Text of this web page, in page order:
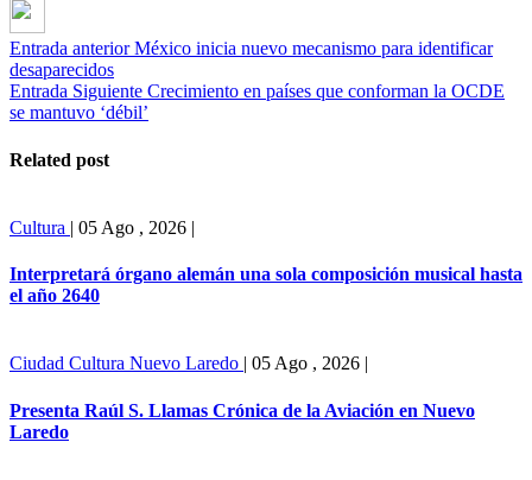
Entrada anterior México inicia nuevo mecanismo para identificar
desaparecidos
Entrada Siguiente Crecimiento en países que conforman la OCDE
se mantuvo ‘débil’
Related post
Cultura | 05 Ago , 2026 |
Interpretará órgano alemán una sola composición musical hasta
el año 2640
Ciudad Cultura Nuevo Laredo | 05 Ago , 2026 |
Presenta Raúl S. Llamas Crónica de la Aviación en Nuevo
Laredo